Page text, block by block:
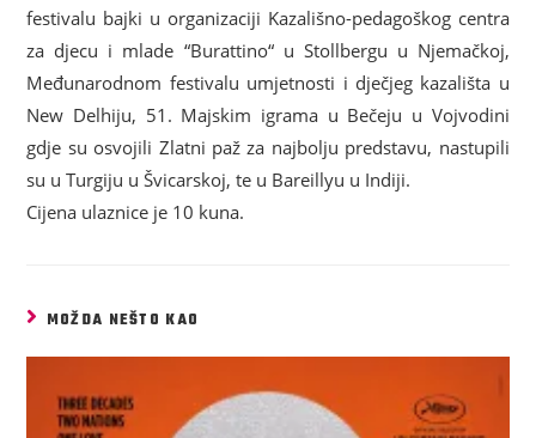
festivalu bajki u organizaciji Kazališno-pedagoškog centra
za djecu i mlade “Burattino“ u Stollbergu u Njemačkoj,
Međunarodnom festivalu umjetnosti i dječjeg kazališta u
New Delhiju, 51. Majskim igrama u Bečeju u Vojvodini
gdje su osvojili Zlatni paž za najbolju predstavu, nastupili
su u Turgiju u Švicarskoj, te u Bareillyu u Indiji.
Cijena ulaznice je 10 kuna.
MOŽDA NEŠTO KAO